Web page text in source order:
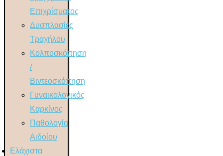
Επιχρίσματος
Δυσπλασίες
Τραχήλου
Κολποσκόπηση
/
Βιντεοσκόπηση
Γυναικολογικός
Καρκίνος
Παθολογία
Αιδοίου
Ελάχιστα